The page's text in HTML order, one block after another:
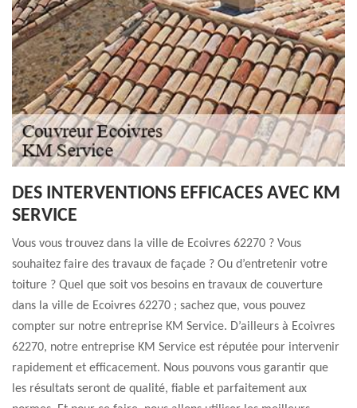
DES INTERVENTIONS EFFICACES AVEC KM
SERVICE
Vous vous trouvez dans la ville de Ecoivres 62270 ? Vous
souhaitez faire des travaux de façade ? Ou d’entretenir votre
toiture ? Quel que soit vos besoins en travaux de couverture
dans la ville de Ecoivres 62270 ; sachez que, vous pouvez
compter sur notre entreprise KM Service. D’ailleurs à Ecoivres
62270, notre entreprise KM Service est réputée pour intervenir
rapidement et efficacement. Nous pouvons vous garantir que
les résultats seront de qualité, fiable et parfaitement aux